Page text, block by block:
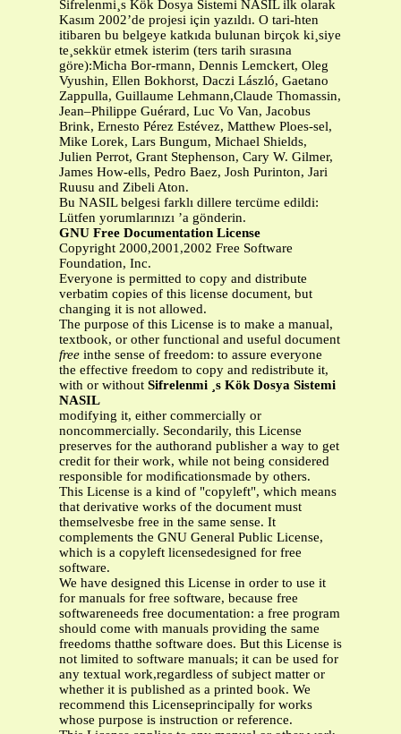
Sifrelenmi¸s Kök Dosya Sistemi NASIL ilk olarak
Kasım 2002’de projesi için yazıldı. O tari-hten
itibaren bu belgeye katkıda bulunan birçok ki¸siye
te¸sekkür etmek isterim (ters tarih sırasına
göre):Micha Bor-rmann, Dennis Lemckert, Oleg
Vyushin, Ellen Bokhorst, Daczi László, Gaetano
Zappulla, Guillaume Lehmann,Claude Thomassin,
Jean–Philippe Guérard, Luc Vo Van, Jacobus
Brink, Ernesto Pérez Estévez, Matthew Ploes-sel,
Mike Lorek, Lars Bungum, Michael Shields,
Julien Perrot, Grant Stephenson, Cary W. Gilmer,
James How-ells, Pedro Baez, Josh Purinton, Jari
Ruusu and Zibeli Aton.
Bu NASIL belgesi farklı dillere tercüme edildi:
Lütfen yorumlarınızı ’a gönderin.
GNU Free Documentation License
Copyright 2000,2001,2002 Free Software
Foundation, Inc.
Everyone is permitted to copy and distribute
verbatim copies of this license document, but
changing it is not allowed.
The purpose of this License is to make a manual,
textbook, or other functional and useful document
free inthe sense of freedom: to assure everyone
the effective freedom to copy and redistribute it,
with or without Sifrelenmi ¸s Kök Dosya Sistemi
NASIL
modifying it, either commercially or
noncommercially. Secondarily, this License
preserves for the authorand publisher a way to get
credit for their work, while not being considered
responsible for modiﬁcationsmade by others.
This License is a kind of "copyleft", which means
that derivative works of the document must
themselvesbe free in the same sense. It
complements the GNU General Public License,
which is a copyleft licensedesigned for free
software.
We have designed this License in order to use it
for manuals for free software, because free
softwareneeds free documentation: a free program
should come with manuals providing the same
freedoms thatthe software does. But this License is
not limited to software manuals; it can be used for
any textual work,regardless of subject matter or
whether it is published as a printed book. We
recommend this Licenseprincipally for works
whose purpose is instruction or reference.